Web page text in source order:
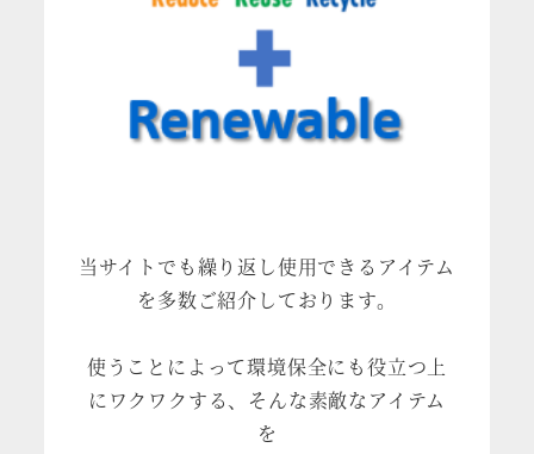
当サイトでも繰り返し使用できるアイテム
を多数ご紹介しております。
使うことによって環境保全にも役立つ上
にワクワクする、そんな素敵なアイテム
を